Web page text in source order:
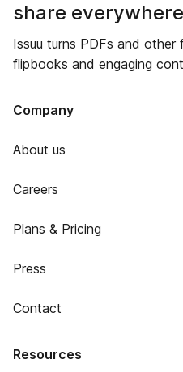
share
Issuu turns PDFs and other
flipbooks and engaging
Company
About us
Careers
Plans & Pricing
Press
Contact
Resources